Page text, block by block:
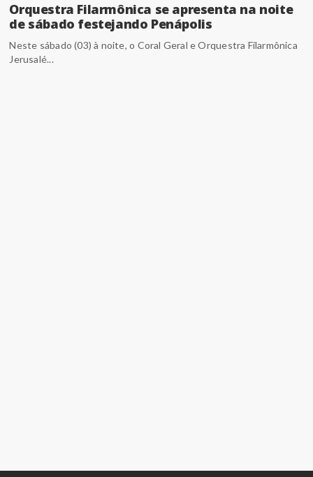
Orquestra Filarmônica se apresenta na noite
de sábado festejando Penápolis
Neste sábado (03) à noite, o Coral Geral e Orquestra Filarmônica
Jerusalé...